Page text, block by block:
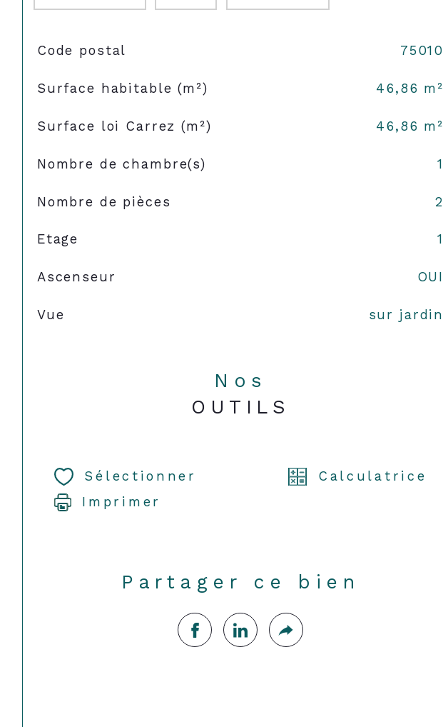
TRAD_SIROCCO_Caracteristique
Code postal 75010
Surface habitable (m²) 46,86 m²
Surface loi Carrez (m²) 46,86 m²
Nombre de chambre(s) 1
Nombre de pièces 2
Etage 1
Ascenseur OUI
Vue sur jardin
Nos
OUTILS
Sélectionner
Calculatrice
Imprimer
Partager ce bien